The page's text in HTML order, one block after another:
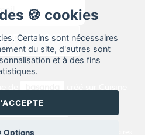
🍪 cookies
Certains sont nécessaires
du site, d'autres sont
et à des fins
Options
basanda
spécialisée dans les blogs culinaires.